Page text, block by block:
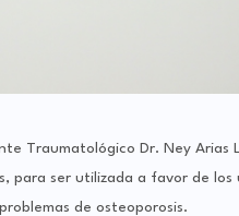
Traumatológico Dr. Ney
para ser utilizada a favor de
de osteoporosis.